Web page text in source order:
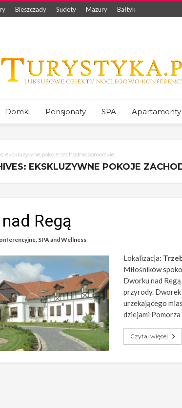
Bieszczady Sudety Mazury Bałtyk
Domki Pensjonaty SPA Apartamenty
ekskluzywne pokoje zachodniopomorskie
EKSKLUZYWNE POKOJE
Regą
, SPA and Wellness
Lokalizacja:
Miłośników
Dworku nad
przyrody.
urzekającego
dziejami
Czytaj więcej